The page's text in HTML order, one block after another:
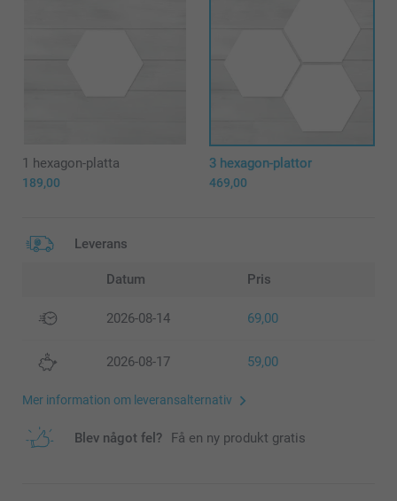
1 hexagon-platta
189,00
3 hexagon-plattor
469,00
Leverans
Datum Pris
2026-08-14 69,00
2026-08-17 59,00
Mer information om leveransalternativ
Blev något fel? Få en ny produkt gratis